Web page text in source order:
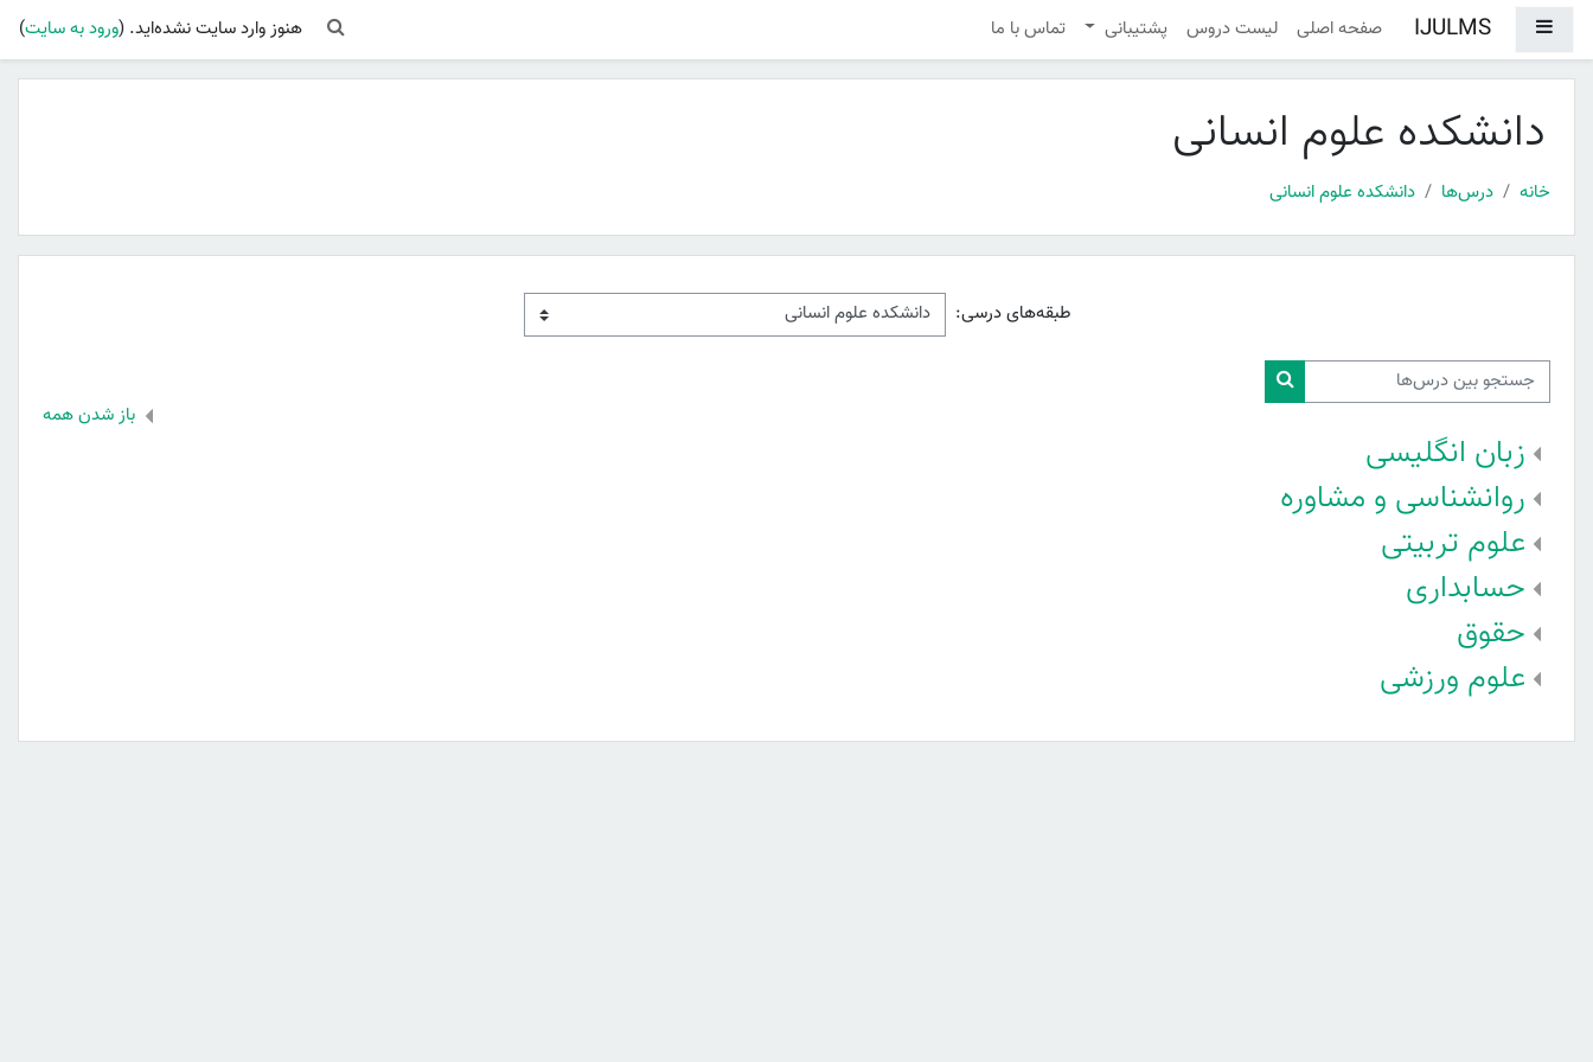
پرش به محتوای اصلی
پنل کناریIJULMS صفحه اصلی لیست دروس پشتیبانی تماس با ما Toggle search input
هنوز وارد سایت نشده‌اید. (ورود به سایت)
دانشکده علوم انسانی
خانه درس‌ها دانشکده علوم انسانی
طبقه‌های درسی:
جستجو بین درس‌ها جستجو بین درس‌ها باز شدن همه
زبان انگلیسی
روانشناسی و مشاوره
علوم تربیتی
حسابداری
حقوق
علوم ورزشی